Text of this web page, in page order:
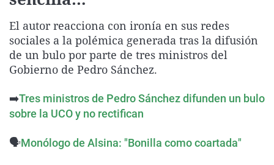
Gente viajera
Como el perro y el
Retornados
Equipo de
Galicia
La Rioja
País Vasco
Televisión
Elecciones
El autor reacciona con ironía en sus redes
sociales a la polémica generada tras la difusión
de un bulo por parte de tres ministros del
Gobierno de Pedro Sánchez.
➡️Tres ministros de Pedro Sánchez difunden un bulo
sobre la UCO y no rectifican
🗣️Monólogo de Alsina: "Bonilla como coartada"